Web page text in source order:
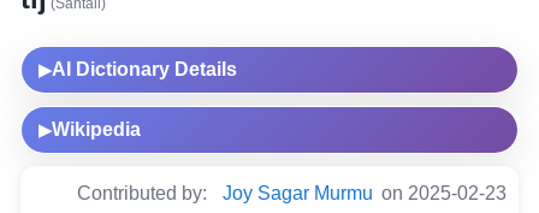
▶AI Dictionary Details
▶Wikipedia
Contributed by: Joy Sagar Murmu on 2025-02-23